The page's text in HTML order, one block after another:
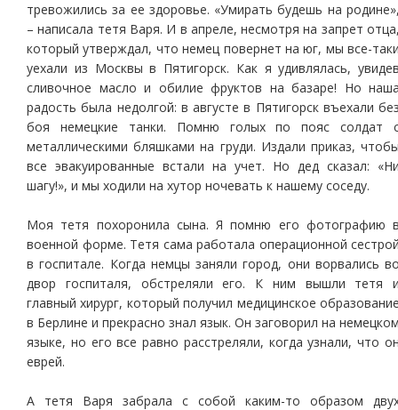
тревожились за ее здоровье. «Умирать будешь на
– написала тетя Варя. И в апреле, несмотря на запрет
который утверждал, что немец повернет на юг, мы все-
уехали из Москвы в Пятигорск. Как я удивлялась,
сливочное масло и обилие фруктов на базаре! Но
радость была недолгой: в августе в Пятигорск въехали
боя немецкие танки. Помню голых по пояс солдат
металлическими бляшками на груди. Издали приказ,
все эвакуированные встали на учет. Но дед сказал:
шагу!», и мы ходили на хутор ночевать к нашему соседу.
Моя тетя похоронила сына. Я помню его фотографию
военной форме. Тетя сама работала операционной
в госпитале. Когда немцы заняли город, они ворвались
двор госпиталя, обстреляли его. К ним вышли тетя
главный хирург, который получил медицинское
в Берлине и прекрасно знал язык. Он заговорил на
языке, но его все равно расстреляли, когда узнали, что
еврей.
А тетя Варя забрала с собой каким-то образом